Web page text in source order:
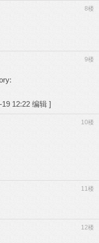
8楼
9楼
12:22 编辑 ]
10楼
11楼
12楼